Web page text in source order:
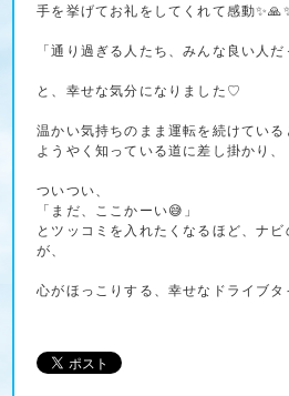
手を挙げてお礼をしてくれて感動
「通り過ぎる人たち、みんな良い人だ
と、幸せな気分になりました♡
温かい気持ちのまま運転を続けている
ようやく知っている道に差し掛かり、
ついつい、
「まだ、ここかーい😅」
とツッコミを入れたくなるほど、ナ
が、
心がほっこりする、幸せなドライブタ